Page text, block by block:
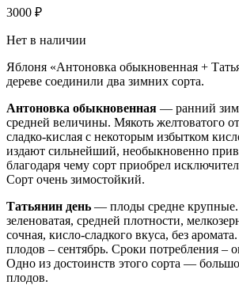
3000 ₽
Нет в наличии
Яблоня «Антоновка обыкновенная +
дереве соединили два зимних сорта.
Антоновка обыкновенная — ранний
средней величины. Мякоть желтоватого
сладко-кислая с некоторым избытком
издают сильнейший, необыкновенно
благодаря чему сорт приобрел
Сорт очень зимостойкий.
Татьянин день — плоды средне
зеленоватая, средней плотности,
сочная, кисло-сладкого вкуса, без
плодов – сентябрь. Сроки потребления –
Одно из достоинств этого сорта —
плодов.